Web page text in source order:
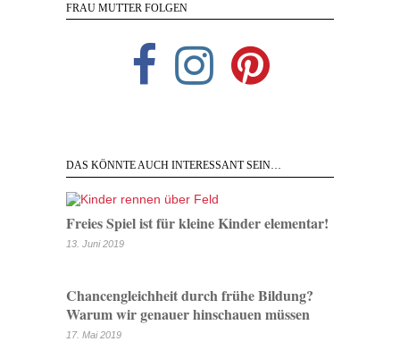
FRAU MUTTER FOLGEN
DAS KÖNNTE AUCH INTERESSANT SEIN…
Freies Spiel ist für kleine Kinder elementar!
13. Juni 2019
Chancengleichheit durch frühe Bildung?
Warum wir genauer hinschauen müssen
17. Mai 2019